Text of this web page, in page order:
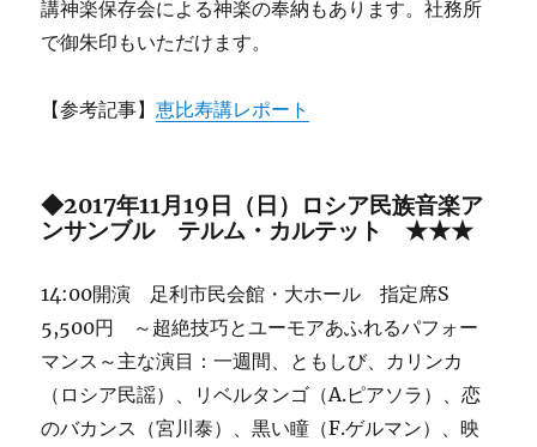
講神楽保存会による神楽の奉納もあります。社務所
で御朱印もいただけます。
【参考記事】恵比寿講レポート
◆2017年11月19日（日）ロシア民族音楽ア
ンサンブル テルム・カルテット ★★★
14:00開演 足利市民会館・大ホール 指定席S
5,500円 ～超絶技巧とユーモアあふれるパフォー
マンス～主な演目：一週間、ともしび、カリンカ
（ロシア民謡）、リベルタンゴ（A.ピアソラ）、恋
のバカンス（宮川泰）、黒い瞳（F.ゲルマン）、映